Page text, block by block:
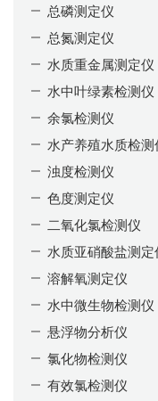
总磷测定仪
总氮测定仪
水质重金属测定仪
水中叶绿素检测仪
余氯检测仪
水产养殖水质检测
浊度检测仪
色度测定仪
二氧化氯检测仪
水质亚硝酸盐测定
溶解氧测定仪
水中微生物检测仪
悬浮物分析仪
氯化物检测仪
有效氯检测仪